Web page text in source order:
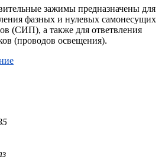
зажимы предназначены для
фазных и нулевых самонесущих
(СИП), а также для ответвления
(проводов освещения).